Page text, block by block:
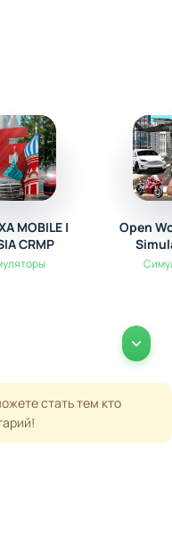
MOBILE |
CRMP
Open
стать тем кто